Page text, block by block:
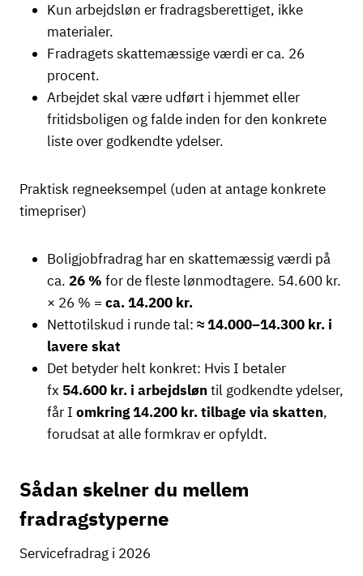
Kun arbejdsløn er fradragsberettiget, ikke
materialer.
Fradragets skattemæssige værdi er ca. 26
procent.
Arbejdet skal være udført i hjemmet eller
fritidsboligen og falde inden for den konkrete
liste over godkendte ydelser.
Praktisk regneeksempel (uden at antage konkrete
timepriser)
Boligjobfradrag har en skattemæssig værdi på
ca. 26 % for de fleste lønmodtagere. 54.600 kr.
× 26 % = ca. 14.200 kr.
Nettotilskud i runde tal: ≈ 14.000–14.300 kr. i
lavere skat
Det betyder helt konkret: Hvis I betaler
fx 54.600 kr. i arbejdsløn til godkendte ydelser,
får I omkring 14.200 kr. tilbage via skatten,
forudsat at alle formkrav er opfyldt.
Sådan skelner du mellem
fradragstyperne
Servicefradrag i 2026